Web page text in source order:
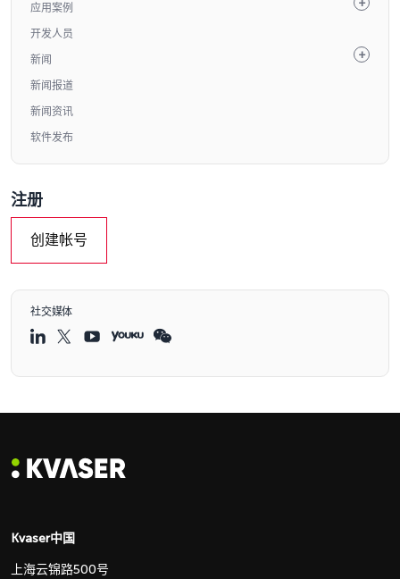
应用案例
开发人员
新闻
新闻报道
新闻资讯
软件发布
注册
创建帐号
社交媒体
Kvaser中国
上海云锦路500号